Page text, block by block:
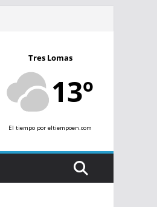
Tres Lomas
13º
El tiempo por eltiempoen.com